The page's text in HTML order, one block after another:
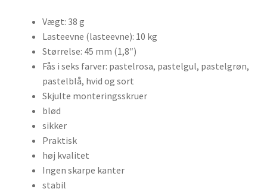
Vægt: 38 g
Lasteevne (lasteevne): 10 kg
Størrelse: 45 mm (1,8″)
Fås i seks farver: pastelrosa, pastelgul, pastelgrøn,
pastelblå, hvid og sort
Skjulte monteringsskruer
blød
sikker
Praktisk
høj kvalitet
Ingen skarpe kanter
stabil